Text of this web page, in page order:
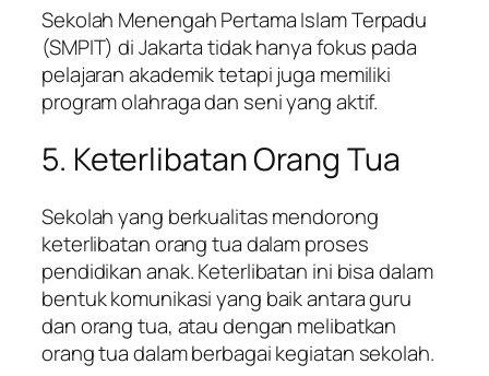
Sekolah Menengah Pertama Islam Terpadu
(SMPIT) di Jakarta tidak hanya fokus pada
pelajaran akademik tetapi juga memiliki
program olahraga dan seni yang aktif.
5. Keterlibatan Orang Tua
Sekolah yang berkualitas mendorong
keterlibatan orang tua dalam proses
pendidikan anak. Keterlibatan ini bisa dalam
bentuk komunikasi yang baik antara guru
dan orang tua, atau dengan melibatkan
orang tua dalam berbagai kegiatan sekolah.